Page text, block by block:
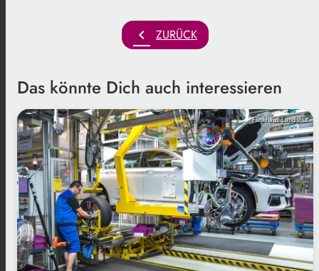
chevron_left ZURÜCK
Das könnte Dich auch interessieren
Funkhaus Landshut